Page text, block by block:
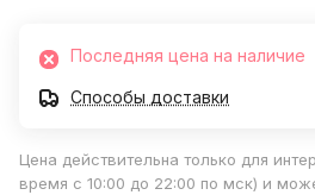
Последняя цена на наличие
Способы доставки
Цена действительна только для
время с 10:00 до 22:00 по мск) и